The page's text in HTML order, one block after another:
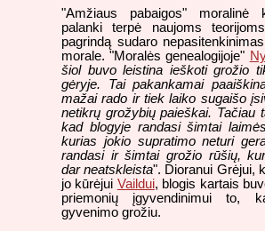
"Amžiaus pabaigos" moralinė
palanki terpė naujoms
pagrindą sudaro
morale. "Moralės genealogijoje"
šiol buvo leistina ieškoti grožio
gėryje. Tai pakankamai
mažai rado ir tiek laiko sugaišo
netikrų grožybių paieškai. Tačiau
kad blogyje randasi šimtai
kurias jokio supratimo neturi
randasi ir šimtai grožio rūšių,
dar neatskleista". Dioranui Grėjui,
jo kūrėjui Vaildui, blogis kartais
priemonių įgyvendinimui to,
gyvenimo grožiu.